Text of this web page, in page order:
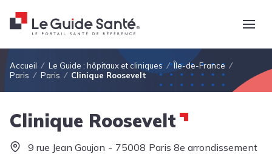
Fil d'Ariane
Accueil Le Guide : hôpitaux et cliniques
Île-de-France
Paris
Paris Clinique Roosevelt
Clinique Roosevelt
9 rue Jean Goujon 75008 Paris 8e arrondissement